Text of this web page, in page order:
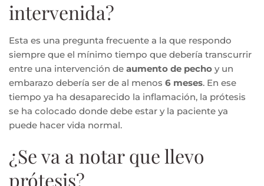
intervenida?
Esta es una pregunta frecuente a la que respondo
siempre que el mínimo tiempo que debería transcurrir
entre una intervención de aumento de pecho y un
embarazo debería ser de al menos 6 meses. En ese
tiempo ya ha desaparecido la inflamación, la prótesis
se ha colocado donde debe estar y la paciente ya
puede hacer vida normal.
¿Se va a notar que llevo
prótesis?